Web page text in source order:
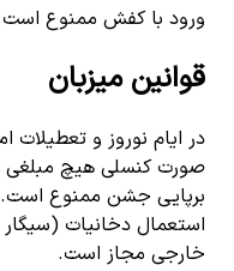
ورود با کفش ممنوع است
قوانین میزبان
در ایام نوروز و تعطیلات
صورت کنسلی هیچ مبلغی
برپایی جشن ممنوع است.
استعمال دخانیات
خارجی مجاز است.